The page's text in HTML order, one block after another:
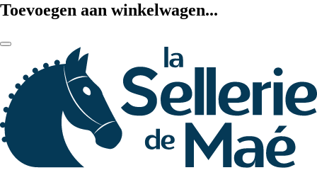
Toevoegen aan winkelwagen...